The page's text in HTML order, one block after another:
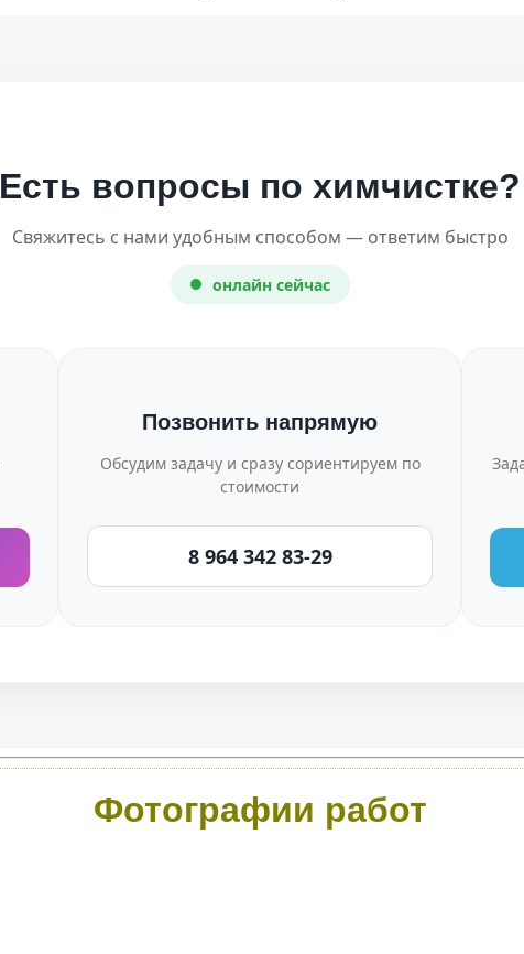
Есть вопросы по химчистке?
Свяжитесь с нами удобным способом — ответим быстро
онлайн сейчас
Позвонить напрямую
Обсудим задачу и сразу сориентируем по
стоимости
8 964 342 83-29
Фотографии работ